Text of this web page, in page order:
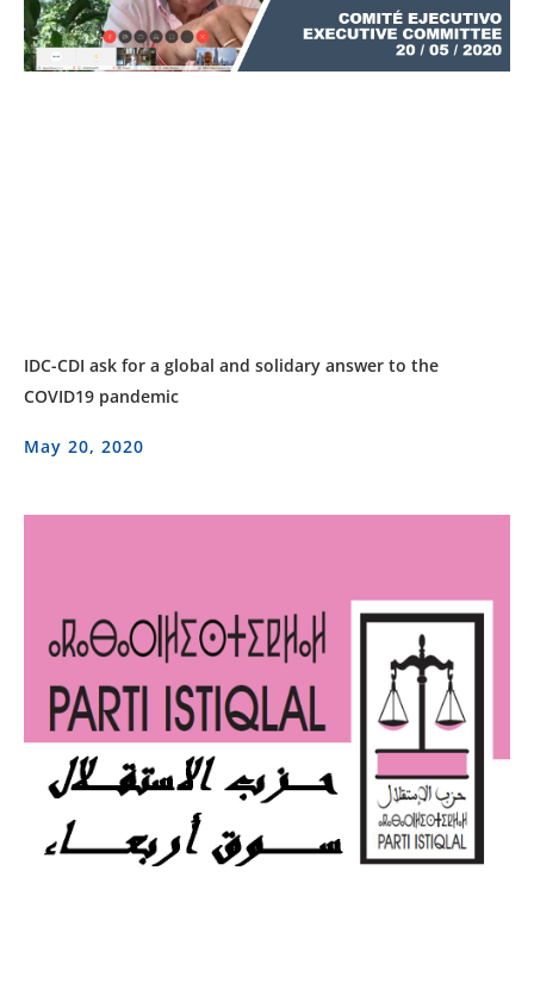
IDC-CDI ask for a global and solidary answer to the
COVID19 pandemic
May 20, 2020